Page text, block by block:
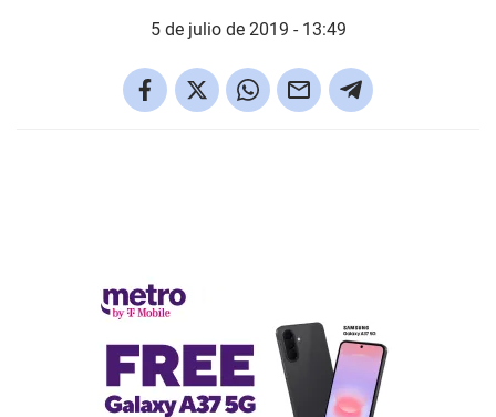
5 de julio de 2019 - 13:49